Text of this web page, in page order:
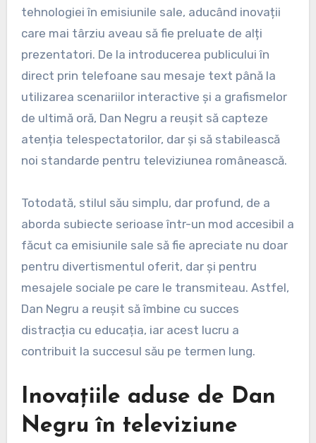
tehnologiei în emisiunile sale, aducând inovații
care mai târziu aveau să fie preluate de alți
prezentatori. De la introducerea publicului în
direct prin telefoane sau mesaje text până la
utilizarea scenariilor interactive și a grafismelor
de ultimă oră, Dan Negru a reușit să capteze
atenția telespectatorilor, dar și să stabilească
noi standarde pentru televiziunea românească.
Totodată, stilul său simplu, dar profund, de a
aborda subiecte serioase într-un mod accesibil a
făcut ca emisiunile sale să fie apreciate nu doar
pentru divertismentul oferit, dar și pentru
mesajele sociale pe care le transmiteau. Astfel,
Dan Negru a reușit să îmbine cu succes
distracția cu educația, iar acest lucru a
contribuit la succesul său pe termen lung.
Inovațiile aduse de Dan
Negru în televiziune